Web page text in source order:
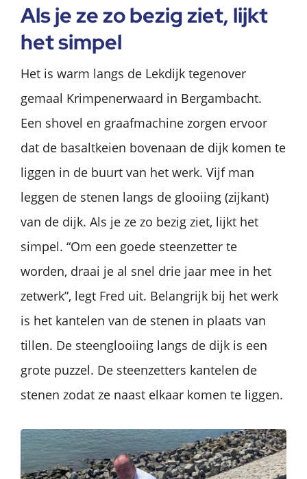
Als je ze zo bezig ziet, lijkt
het simpel
Het is warm langs de Lekdijk tegenover
gemaal Krimpenerwaard in Bergambacht.
Een shovel en graafmachine zorgen ervoor
dat de basaltkeien bovenaan de dijk komen te
liggen in de buurt van het werk. Vijf man
leggen de stenen langs de glooiing (zijkant)
van de dijk. Als je ze zo bezig ziet, lijkt het
simpel. “Om een goede steenzetter te
worden, draai je al snel drie jaar mee in het
zetwerk”, legt Fred uit. Belangrijk bij het werk
is het kantelen van de stenen in plaats van
tillen. De steenglooiing langs de dijk is een
grote puzzel. De steenzetters kantelen de
stenen zodat ze naast elkaar komen te liggen.